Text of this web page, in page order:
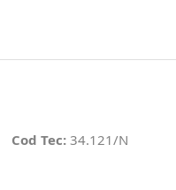
Cod Tec: 34.121/N